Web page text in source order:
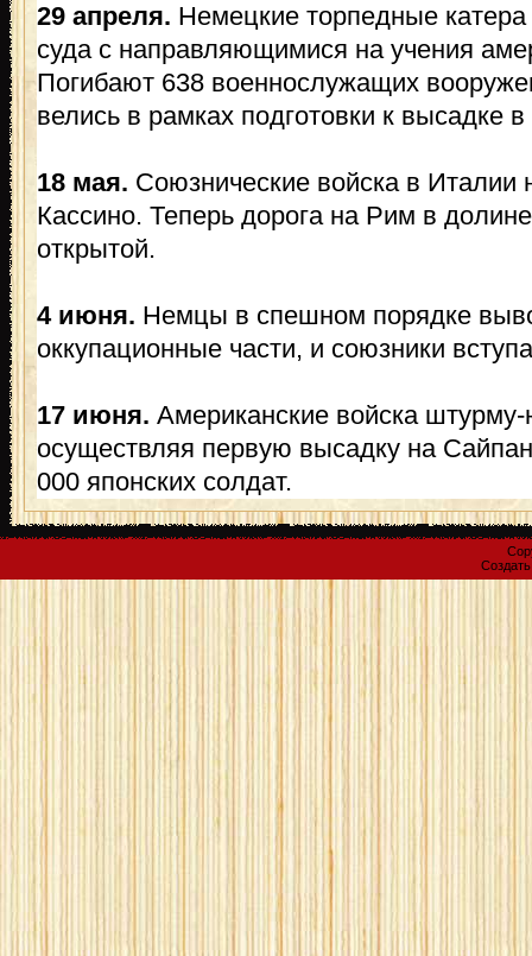
29 апреля. Немецкие торпедные
суда с направляющимися на учения
Погибают 638 военнослужащих
велись в рамках подготовки к
18 мая. Союзнические войска в Италии
Кассино. Теперь дорога на Рим в
открытой.
4 июня. Немцы в спешном порядке
оккупационные части, и союзники
17 июня. Американские войска
осуществляя первую высадку на
000 японских солдат.